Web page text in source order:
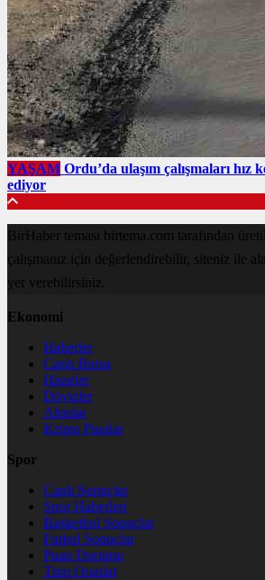
YAŞAM Ordu’da ulaşım çalışmaları hız
ediyor
BirHaber teması birtema.com tarafından
çalışmanız için değerlendirebilir, siteniz ile
yer verebilirsiniz.
Ekonomi
Haberler
Canlı Borsa
Hisseler
Dövizler
Altınlar
Kripto Paralar
Spor
Canlı Sonuçlar
Spor Haberleri
Basketbol Sonuçlar
Futbol Sonuçlar
Puan Durumu
Tüm Oranlar